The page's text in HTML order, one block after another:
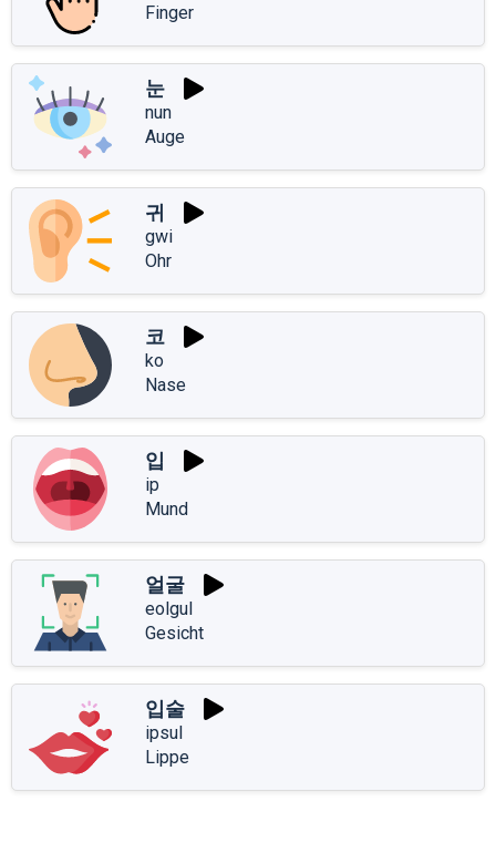
Finger
눈
nun
Auge
귀
gwi
Ohr
코
ko
Nase
입
ip
Mund
얼굴
eolgul
Gesicht
입술
ipsul
Lippe